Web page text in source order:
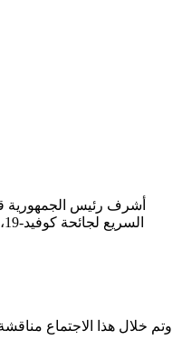
وتم خلال هذا الاجتماع